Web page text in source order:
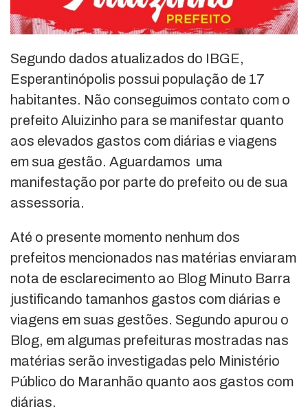
Segundo dados atualizados do IBGE,
Esperantinópolis possui população de 17
habitantes. Não conseguimos contato com o
prefeito Aluizinho para se manifestar quanto
aos elevados gastos com diárias e viagens
em sua gestão. Aguardamos uma
manifestação por parte do prefeito ou de sua
assessoria.
Até o presente momento nenhum dos
prefeitos mencionados nas matérias enviaram
nota de esclarecimento ao Blog Minuto Barra
justificando tamanhos gastos com diárias e
viagens em suas gestões. Segundo apurou o
Blog, em algumas prefeituras mostradas nas
matérias serão investigadas pelo Ministério
Público do Maranhão quanto aos gastos com
diárias.